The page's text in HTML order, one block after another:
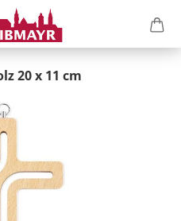
20 x 11 cm